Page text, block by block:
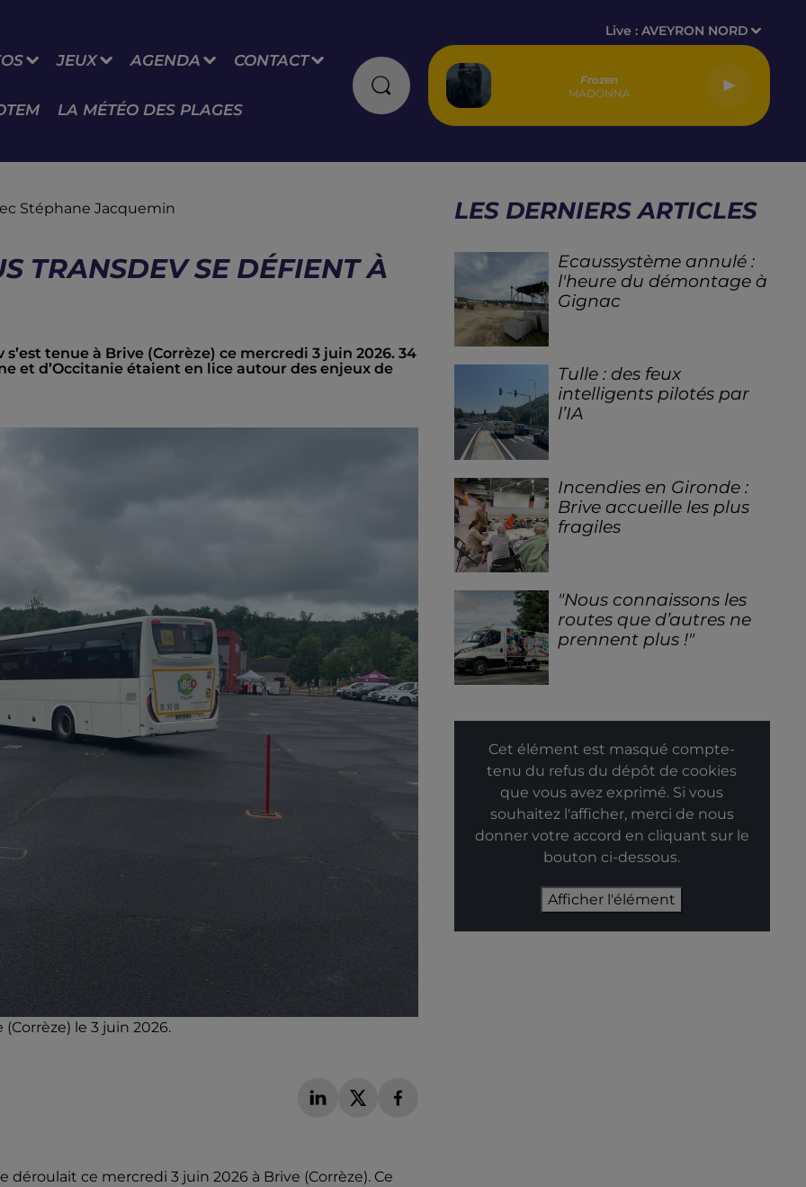
JEUX AGENDA CONTACT
LA MÉTÉO DES PLAGES
Live :AVEYRON NORD
Frozen
MADONNA
Stéphane Jacquemin
TRANSDEV SE DÉFIENT À
tenue à Brive (Corrèze) ce mercredi 3 juin 2026. 34
et d’Occitanie étaient en lice autour des enjeux de
le 3 juin 2026.
ce mercredi 3 juin 2026 à Brive (Corrèze). Ce
LES DERNIERS ARTICLES
Ecaussystème annulé :
l'heure du démontage à
Gignac
Tulle : des feux
intelligents pilotés par
l’IA
Incendies en Gironde :
Brive accueille les plus
fragiles
"Nous connaissons les
routes que d’autres ne
prennent plus !"
Cet élément est masqué compte-
tenu du refus du dépôt de cookies
que vous avez exprimé. Si vous
souhaitez l'afficher, merci de nous
donner votre accord en cliquant sur le
bouton ci-dessous.
Afficher l'élément